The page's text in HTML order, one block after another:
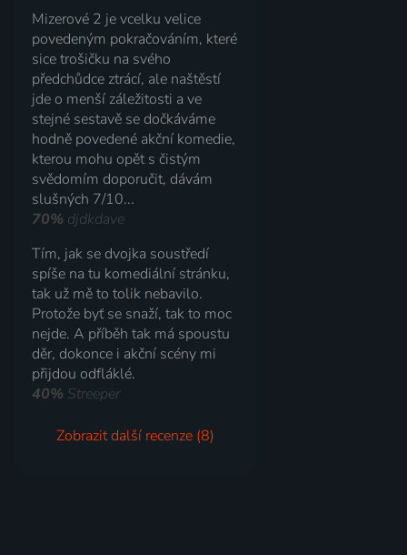
Mizerové 2 je vcelku velice
povedeným pokračováním, které
sice trošičku na svého
předchůdce ztrácí, ale naštěstí
jde o menší záležitosti a ve
stejné sestavě se dočkáváme
hodně povedené akční komedie,
kterou mohu opět s čistým
svědomím doporučit, dávám
slušných 7/10...
70% djdkdave
Tím, jak se dvojka soustředí
spíše na tu komediální stránku,
tak už mě to tolik nebavilo.
Protože byť se snaží, tak to moc
nejde. A příběh tak má spoustu
děr, dokonce i akční scény mi
přijdou odfláklé.
40% Streeper
Zobrazit další recenze (8)